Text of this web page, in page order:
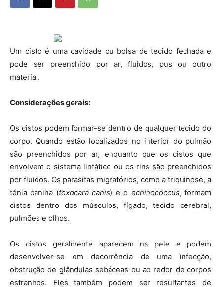
Um cisto é uma cavidade ou bolsa de tecido fechada e
pode ser preenchido por ar, fluidos, pus ou outro
material.
Considerações gerais:
Os cistos podem formar-se dentro de qualquer tecido do
corpo. Quando estão localizados no interior do pulmão
são preenchidos por ar, enquanto que os cistos que
envolvem o sistema linfático ou os rins são preenchidos
por fluidos. Os parasitas migratórios, como a triquinose, a
ténia canina (toxocara canis) e o echinococcus, formam
cistos dentro dos músculos, fígado, tecido cerebral,
pulmões e olhos.
Os cistos geralmente aparecem na pele e podem
desenvolver-se em decorrência de uma infecção,
obstrução de glândulas sebáceas ou ao redor de corpos
estranhos. Eles também podem ser resultantes de